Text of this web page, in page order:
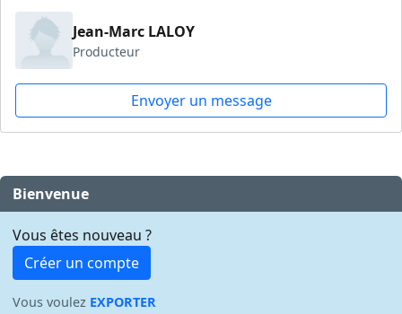
Jean-Marc LALOY
Producteur
Envoyer un message
Bienvenue
Vous êtes nouveau ?
Créer un compte
Vous voulez EXPORTER